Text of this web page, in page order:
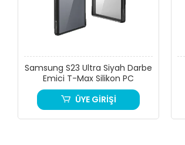
Samsung S23 Ultra Siyah Darbe
Emici T-Max Silikon PC
ÜYE GİRİŞİ